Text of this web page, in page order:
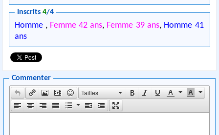
Inscrits4/4
Homme , Femme 42 ans, Femme 39 ans, Homme 41
ans
Commenter
Tailles